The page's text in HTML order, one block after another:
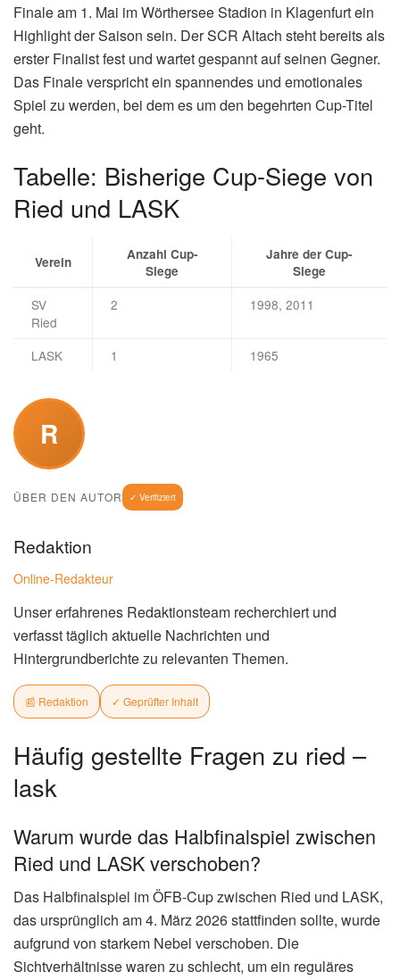
Finale am 1. Mai im Wörthersee Stadion in Klagenfurt ein
Highlight der Saison sein. Der SCR Altach steht bereits als
erster Finalist fest und wartet gespannt auf seinen Gegner.
Das Finale verspricht ein spannendes und emotionales
Spiel zu werden, bei dem es um den begehrten Cup-Titel
geht.
Tabelle: Bisherige Cup-Siege von
Ried und LASK
Verein
Anzahl Cup-
Siege
Jahre der Cup-
Siege
SV
Ried
2 1998, 2011
LASK 1 1965
R
ÜBER DEN AUTOR ✓ Verifiziert
Redaktion
Online-Redakteur
Unser erfahrenes Redaktionsteam recherchiert und
verfasst täglich aktuelle Nachrichten und
Hintergrundberichte zu relevanten Themen.
📰 Redaktion ✓ Geprüfter Inhalt
Häufig gestellte Fragen zu ried –
lask
Warum wurde das Halbfinalspiel zwischen
Ried und LASK verschoben?
Das Halbfinalspiel im ÖFB-Cup zwischen Ried und LASK,
das ursprünglich am 4. März 2026 stattfinden sollte, wurde
aufgrund von starkem Nebel verschoben. Die
Sichtverhältnisse waren zu schlecht, um ein reguläres